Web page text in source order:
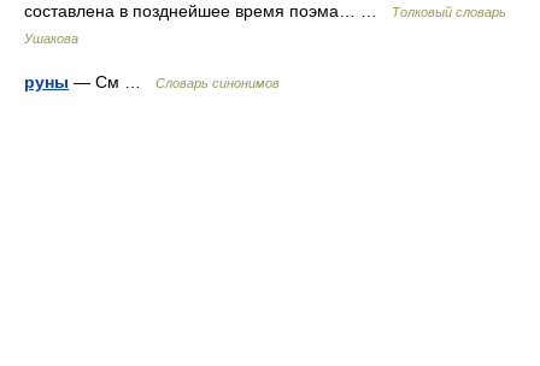
составлена в позднейшее время поэма… …
Толковый словарь
Ушакова
руны — См … Словарь синонимов